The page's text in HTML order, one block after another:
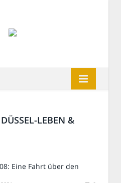
DÜSSEL-LEBEN &